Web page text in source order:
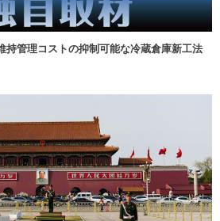
持管理コストの抑制可能な冷蔵倉庫新工法